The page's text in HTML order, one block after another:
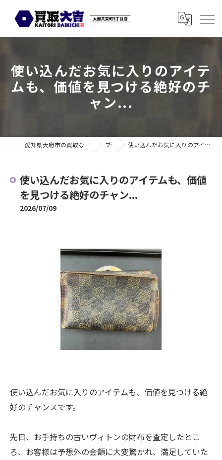
使い込んだお気に入りのアイテ
ムも、価値を見つける絶好のチ
ャン...
愛知県大府市の買取なら買取大吉 大府共栄町3丁目店 ブログ 使い込んだお気に入りのアイテムも、価値を見つける絶好のチャン...
使い込んだお気に入りのアイテムも、価値
を見つける絶好のチャン...
2026/07/09
使い込んだお気に入りのアイテムも、価値を見つける絶
好のチャンスです。
先日、お手持ちの古いヴィトンの財布を査定したとこ
ろ、お客様は予想外の金額に大変驚かれ、満足していた